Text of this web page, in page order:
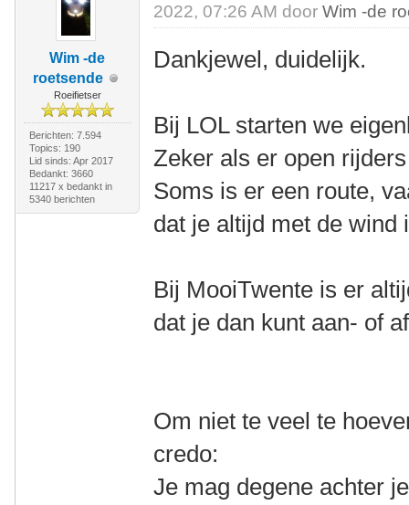
Wim -de
roetsende
Roeifietser
Berichten: 7.594
Topics: 190
Lid sinds: Apr 2017
Bedankt: 3660
11217 x bedankt in
5340 berichten
2022, 07:26 AM doorWim -de
Dankjewel, duidelijk.
Bij LOL starten we
Zeker als er open
Soms is er een route,
dat je altijd met de wind
Bij MooiTwente is er
dat je dan kunt aan- of
Om niet te veel te
credo:
Je mag degene achter